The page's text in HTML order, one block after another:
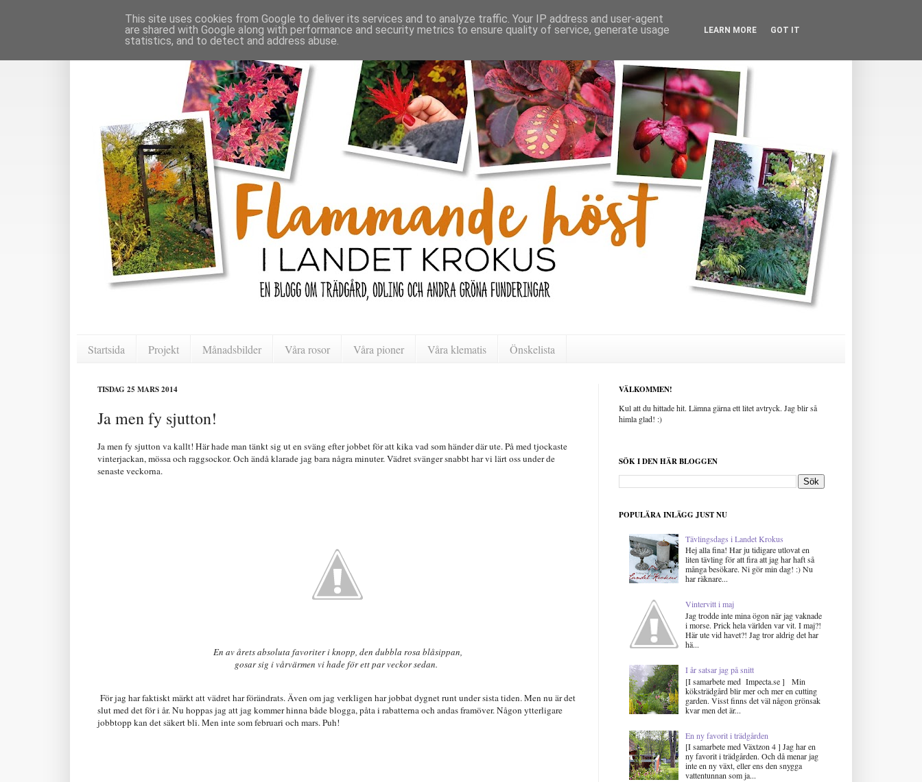
Startsida Projekt Månadsbilder Våra rosor Våra pioner Våra klematis Önskelista
TISDAG 25 MARS 2014
Ja men fy sjutton!
Ja men fy sjutton va kallt! Här hade man tänkt sig ut en sväng efter jobbet för att kika vad som händer där ute. På med tjockaste
vinterjackan, mössa och raggsockor. Och ändå klarade jag bara några minuter. Vädret svänger snabbt har vi lärt oss under de
senaste veckorna.
En av årets absoluta favoriter i knopp, den dubbla rosa blåsippan,
gosar sig i vårvärmen vi hade för ett par veckor sedan.
För jag har faktiskt märkt att vädret har förändrats. Även om jag verkligen har jobbat dygnet runt under sista tiden. Men nu är det
slut med det för i år. Nu hoppas jag att jag kommer hinna både blogga, påta i rabatterna och andas framöver. Någon ytterligare
jobbtopp kan det säkert bli. Men inte som februari och mars. Puh!
VÄLKOMMEN!
Kul att du hittade hit. Lämna gärna ett litet avtryck. Jag blir så
himla glad! :)
SÖK I DEN HÄR BLOGGEN
POPULÄRA INLÄGG JUST NU
Tävlingsdags i Landet Krokus
Hej alla fina! Har ju tidigare utlovat en
liten tävling för att fira att jag har haft så
många besökare. Ni gör min dag! :) Nu
har räknare...
Vintervitt i maj
Jag trodde inte mina ögon när jag vaknade
i morse. Prick hela världen var vit. I maj?!
Här ute vid havet?! Jag tror aldrig det har
hä...
I år satsar jag på snitt
[I samarbete med Impecta.se ] Min
köksträdgård blir mer och mer en cutting
garden. Visst finns det väl någon grönsak
kvar men det är...
En ny favorit i trädgården
[I samarbete med Växtzon 4 ] Jag har en
ny favorit i trädgården. Och då menar jag
inte en ny växt, eller ens den snygga
vattentunnan som ja...
This site uses cookies from Google to deliver its services and to analyze traffic. Your IP address and user-agent
are shared with Google along with performance and security metrics to ensure quality of service, generate usage
statistics, and to detect and address abuse.
LEARN MORE GOT IT